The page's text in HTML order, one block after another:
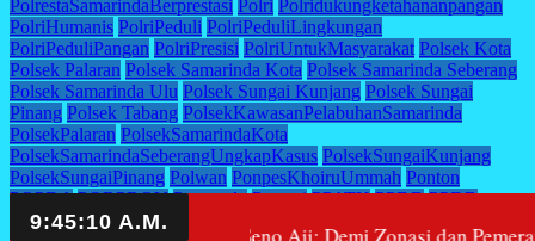
PolrestaSamarindaBerprestasi Polri Polridukungketahananpangan
PolriHumanis PolriPeduli PolriPeduliLingkungan
PolriPeduliPangan PolriPresisi PolriUntukMasyarakat Polsek Kota
Polsek Palaran Polsek Samarinda Kota Polsek Samarinda Seberang
Polsek Samarinda Ulu Polsek Sungai Kunjang Polsek Sungai
Pinang Polsek Tabang PolsekKawasanPelabuhanSamarinda
PolsekPalaran PolsekSamarindaKota
PolsekSamarindaSeberangUngkapKasus PolsekSungaiKunjang
PolsekSungaiPinang Polwan PonpesKhoiruUmmah Ponton
POPDA PORPROV Posyandu Potensi PPATK PPDB PPDB
Kaltim PPU Prabowo Subianto